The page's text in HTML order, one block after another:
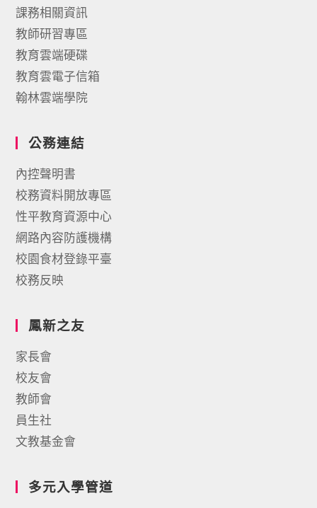
課務相關資訊
教師研習專區
教育雲端硬碟
教育雲電子信箱
翰林雲端學院
公務連結
內控聲明書
校務資料開放專區
性平教育資源中心
網路內容防護機構
校園食材登錄平臺
校務反映
鳳新之友
家長會
校友會
教師會
員生社
文教基金會
多元入學管道